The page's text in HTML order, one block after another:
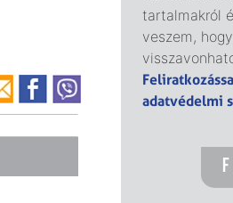
tartalmakról
veszem,
adatvédelmi